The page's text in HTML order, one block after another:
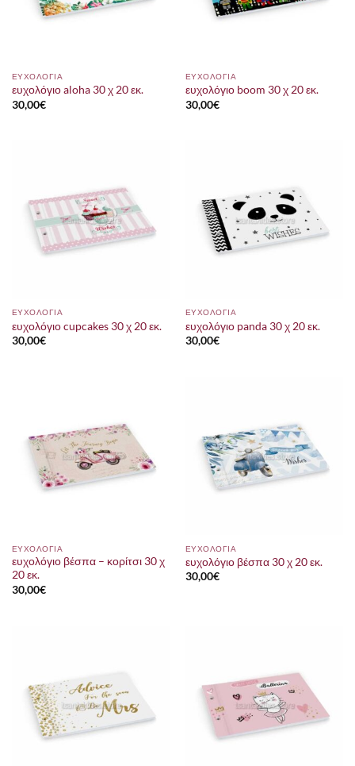
ΕΥΧΟΛΟΓΙΑ
ευχολόγιο aloha 30 χ 20 εκ.
30,00€
ΕΥΧΟΛΟΓΙΑ
ευχολόγιο boom 30 χ 20 εκ.
30,00€
ΕΥΧΟΛΟΓΙΑ
ευχολόγιο cupcakes 30 χ 20 εκ.
30,00€
ΕΥΧΟΛΟΓΙΑ
ευχολόγιο panda 30 χ 20 εκ.
30,00€
ΕΥΧΟΛΟΓΙΑ
ευχολόγιο βέσπα – κορίτσι 30 χ
20 εκ.
30,00€
ΕΥΧΟΛΟΓΙΑ
ευχολόγιο βέσπα 30 χ 20 εκ.
30,00€